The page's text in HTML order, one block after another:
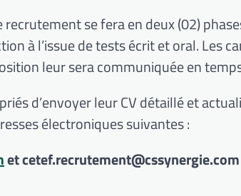
recrutement se fera en deux (02)
à l’issue de tests écrit et oral. Les
leur sera communiquée en
d’envoyer leur CV détaillé et
électroniques suivantes :
et cetef.recrutement@cssynergie.com